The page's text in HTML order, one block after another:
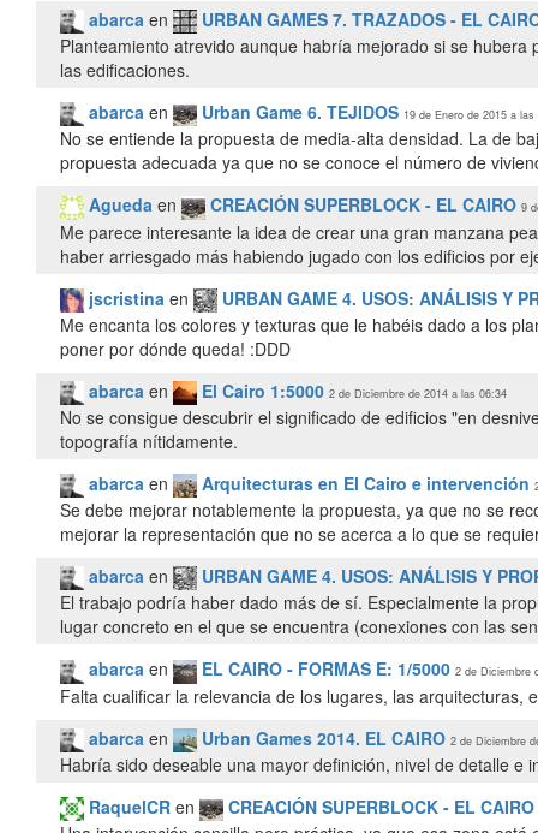
abarca en
URBAN GAMES 7. TRAZADOS - EL
Planteamiento atrevido aunque habría mejorado si se
las edificaciones.
abarca en Urban Game 6. TEJIDOS 19 de Enero de 2015 a las
No se entiende la propuesta de media-alta densidad. La de
propuesta adecuada ya que no se conoce el número de
Agueda en CREACIÓN SUPERBLOCK - EL CAIRO 9
Me parece interesante la idea de crear una gran manzana
haber arriesgado más habiendo jugado con los edificios por
jscristina en
URBAN GAME 4. USOS: ANÁLISIS Y
Me encanta los colores y texturas que le habéis dado a los
poner por dónde queda! :DDD
abarca en El Cairo 1:5000 2 de Diciembre de 2014 a las 06:34
No se consigue descubrir el significado de edificios "en
topografía nítidamente.
abarca en Arquitecturas en El Cairo e intervención
Se debe mejorar notablemente la propuesta, ya que no se
mejorar la representación que no se acerca a lo que se
abarca en
URBAN GAME 4. USOS: ANÁLISIS Y
El trabajo podría haber dado más de sí. Especialmente la
lugar concreto en el que se encuentra (conexiones con las
abarca en EL CAIRO - FORMAS E: 1/5000 2 de Diciembre
Falta cualificar la relevancia de los lugares, las
abarca en Urban Games 2014. EL CAIRO 2 de Diciembre
Habría sido deseable una mayor definición, nivel de detalle e
RaquelCR en
CREACIÓN SUPERBLOCK - EL CAIRO